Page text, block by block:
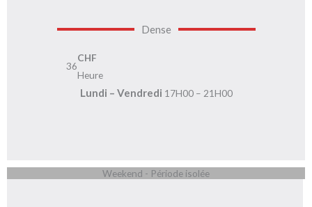
Dense
36
CHF
Heure
Lundi – Vendredi 17H00 – 21H00
Weekend - Période isolée